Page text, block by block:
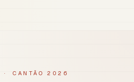
· CANTÃO 2026